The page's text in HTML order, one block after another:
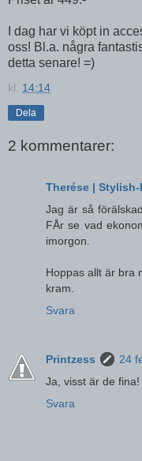
I dag har vi köpt in
oss! Bl.a. några
detta senare! =)
kl. 14:14
Dela
2 kommentarer:
Therése | Stylish-
Jag är så
FÅr se vad
imorgon.
Hoppas allt är bra
kram.
Svara
Printzess
24
Ja, visst är de
Svara